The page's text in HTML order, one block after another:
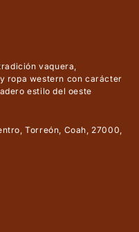
vaquera,
ropa western con carácter
estilo del oeste
Torreón, Coah, 27000,